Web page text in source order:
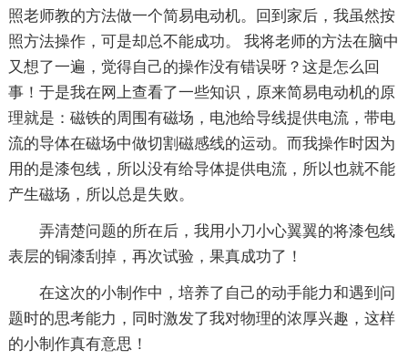
照老师教的方法做一个简易电动机。回到家后，我虽然按
照方法操作，可是却总不能成功。 我将老师的方法在脑中
又想了一遍，觉得自己的操作没有错误呀？这是怎么回
事！于是我在网上查看了一些知识，原来简易电动机的原
理就是：磁铁的周围有磁场，电池给导线提供电流，带电
流的导体在磁场中做切割磁感线的运动。而我操作时因为
用的是漆包线，所以没有给导体提供电流，所以也就不能
产生磁场，所以总是失败。
弄清楚问题的所在后，我用小刀小心翼翼的将漆包线
表层的铜漆刮掉，再次试验，果真成功了！
在这次的小制作中，培养了自己的动手能力和遇到问
题时的思考能力，同时激发了我对物理的浓厚兴趣，这样
的小制作真有意思！